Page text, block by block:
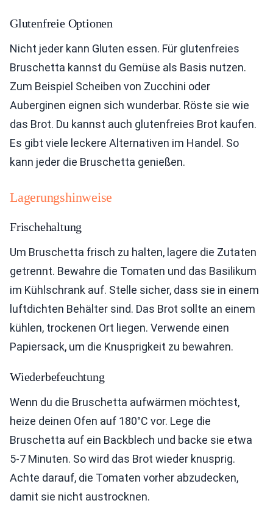
Glutenfreie Optionen
Nicht jeder kann Gluten essen. Für glutenfreies
Bruschetta kannst du Gemüse als Basis nutzen.
Zum Beispiel Scheiben von Zucchini oder
Auberginen eignen sich wunderbar. Röste sie wie
das Brot. Du kannst auch glutenfreies Brot kaufen.
Es gibt viele leckere Alternativen im Handel. So
kann jeder die Bruschetta genießen.
Lagerungshinweise
Frischehaltung
Um Bruschetta frisch zu halten, lagere die Zutaten
getrennt. Bewahre die Tomaten und das Basilikum
im Kühlschrank auf. Stelle sicher, dass sie in einem
luftdichten Behälter sind. Das Brot sollte an einem
kühlen, trockenen Ort liegen. Verwende einen
Papiersack, um die Knusprigkeit zu bewahren.
Wiederbefeuchtung
Wenn du die Bruschetta aufwärmen möchtest,
heize deinen Ofen auf 180°C vor. Lege die
Bruschetta auf ein Backblech und backe sie etwa
5-7 Minuten. So wird das Brot wieder knusprig.
Achte darauf, die Tomaten vorher abzudecken,
damit sie nicht austrocknen.